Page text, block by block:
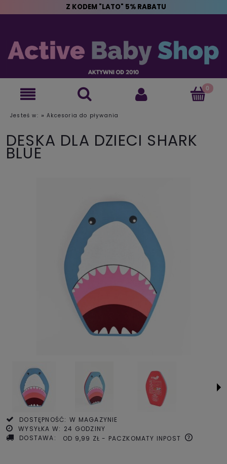
Z KODEM "LATO" 5% RABATU
Jesteś w: » Akcesoria do pływania
DESKA DLA DZIECI SHARK
BLUE
DOSTĘPNOŚĆ: W MAGAZYNIE
WYSYŁKA W: 24 GODZINY
DOSTAWA:
OD 9,99 ZŁ - PACZKOMATY INPOST